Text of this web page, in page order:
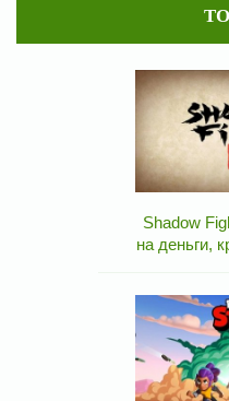
Shadow
на деньги,